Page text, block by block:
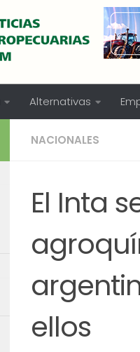
Alternativas
NACIONALES
El Inta
ellos